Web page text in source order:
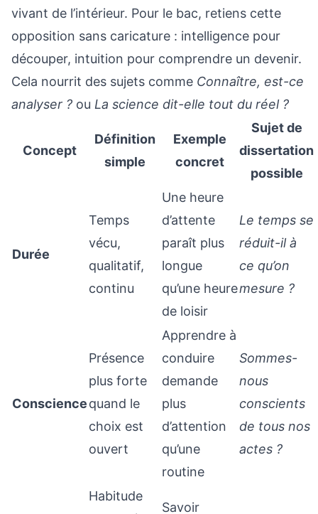
vivant de l’intérieur. Pour le bac, retiens cette
opposition sans caricature : intelligence pour
découper, intuition pour comprendre un devenir.
Cela nourrit des sujets comme Connaître, est-ce
analyser ? ou La science dit-elle tout du réel ?
Concept
Définition
simple
Exemple
concret
Sujet de
dissertation
possible
Durée
Temps
vécu,
qualitatif,
continu
Une heure
d’attente
paraît plus
longue
qu’une heure
de loisir
Le temps se
réduit-il à
ce qu’on
mesure ?
Conscience
Présence
plus forte
quand le
choix est
ouvert
Apprendre à
conduire
demande
plus
d’attention
qu’une
routine
Sommes-
nous
conscients
de tous nos
actes ?
Habitude
Savoir